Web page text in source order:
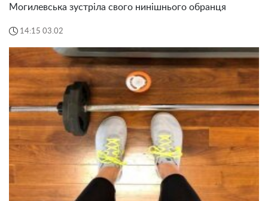
Могилевська зустріла свого нинішнього обранця
14:15 03.02